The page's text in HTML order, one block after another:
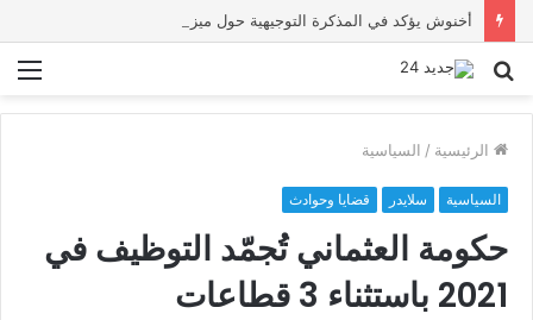
بحث
الرئيسية / السياسية
السياسية سلايدر قضايا وحوادث
حكومة العثماني تُجمّد التوظيف في
2021 باستثناء 3 قطاعات